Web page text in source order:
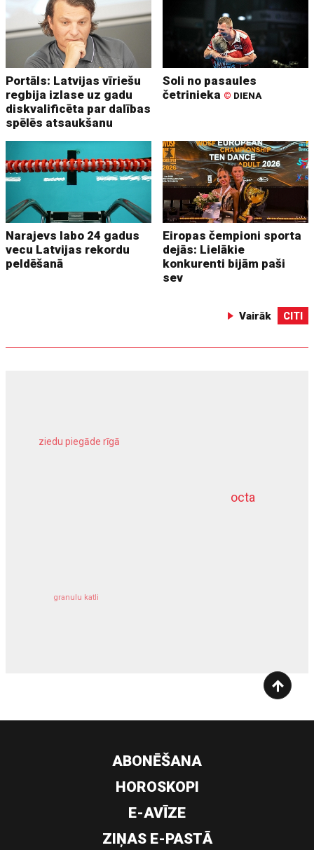
Portāls: Latvijas vīriešu
regbija izlase uz gadu
diskvalificēta par dalības
spēlēs atsaukšanu
Soli no pasaules
četrinieka © DIENA
Narajevs labo 24 gadus
vecu Latvijas rekordu
peldēšanā
Eiropas čempioni sporta
dejās: Lielākie
konkurenti bijām paši
sev
Vairāk CITI
octa
ziedu piegāde rīgā
granulu katli
dziļurbums
ABONĒŠANA
HOROSKOPI
E-AVĪZE
ZIŅAS E-PASTĀ